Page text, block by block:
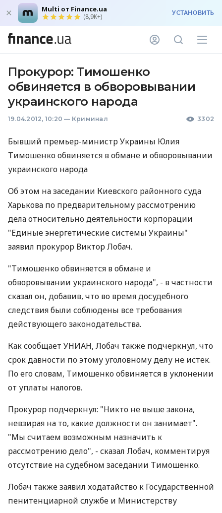
Multi от Finance.ua
(8,9K+) УСТАНОВИТЬ
Прокурор: Тимошенко
обвиняется в обворовывании
украинского народа
19.04.2012, 10:20 — Криминал 3302
Бывший премьер-министр Украины Юлия
Тимошенко обвиняется в обмане и обворовывании
украинского народа
Об этом на заседании Киевского районного суда
Харькова по предварительному рассмотрению
дела относительно деятельности корпорации
"Единые энергетические системы Украины"
заявил прокурор Виктор Лобач.
"Тимошенко обвиняется в обмане и
обворовывании украинского народа", - в частности
сказал он, добавив, что во время досудебного
следствия были соблюдены все требования
действующего законодательства.
Как сообщает УНИАН, Лобач также подчеркнул, что
срок давности по этому уголовному делу не истек.
По его словам, Тимошенко обвиняется в уклонении
от уплаты налогов.
Прокурор подчеркнул: "Никто не выше закона,
невзирая на то, какие должности он занимает".
"Мы считаем возможным назначить к
рассмотрению дело", - сказал Лобач, комментируя
отсутствие на судебном заседании Тимошенко.
Лобач также заявил ходатайство к Государственной
пенитенциарной службе и Министерству